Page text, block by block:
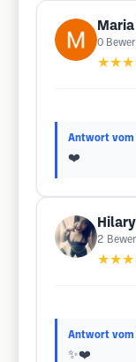
0
Antwort vom
❤️
2
Antwort vom
✨❤️